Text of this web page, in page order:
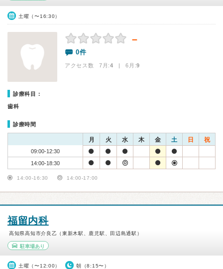
土曜（〜16:30）
－
0件
アクセス数 7月:4 | 6月:9
診療科目：
歯科
診療時間
月 火 水 木 金 土 日 祝
09:00-12:30
14:00-18:30
14:00-16:30 14:00-17:00
福留内科
高知県高知市介良乙（東新木駅、鹿児駅、田辺島通駅）
駐車場あり
土曜（〜12:00） 朝（8:15〜）